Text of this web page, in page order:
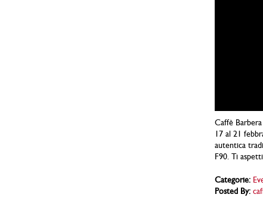
Caffè
17 al 21
autentica
F90. Ti
Categorie:
Posted By: